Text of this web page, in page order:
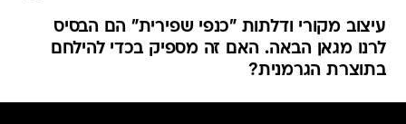
עיצוב מקורי ודלתות "כנפי שפירית" הם הבסיס
לרנו מגאן הבאה. האם זה מספיק בכדי להילחם
בתוצרת הגרמנית?